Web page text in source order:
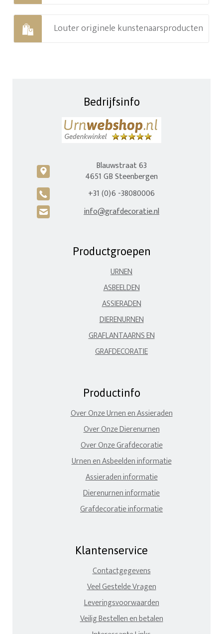
Louter originele kunstenaarsproducten
Bedrijfsinfo
c
Blauwstraat 63
4651 GB Steenbergen
A +31 (0)6 -38080006
H info@grafdecoratie.nl
Productgroepen
URNEN
ASBEELDEN
ASSIERADEN
DIERENURNEN
GRAFLANTAARNS EN
GRAFDECORATIE
Productinfo
Over Onze Urnen en Assieraden
Over Onze Dierenurnen
Over Onze Grafdecoratie
Urnen en Asbeelden informatie
Assieraden informatie
Dierenurnen informatie
Grafdecoratie informatie
Klantenservice
Contactgegevens
Veel Gestelde Vragen
Leveringsvoorwaarden
Veilig Bestellen en betalen